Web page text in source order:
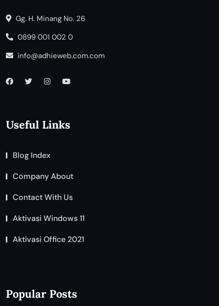
Gg. H. Minang No. 26
0899 001 002 0
info@adhieweb.com.com
Useful Links
Blog Index
Company About
Contact With Us
Aktivasi Windows 11
Aktivasi Office 2021
Popular Posts